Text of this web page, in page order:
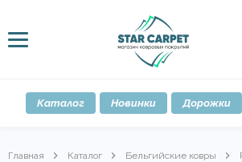
Каталог Новинки Дорожки
Главная Каталог Бельгийские ковры